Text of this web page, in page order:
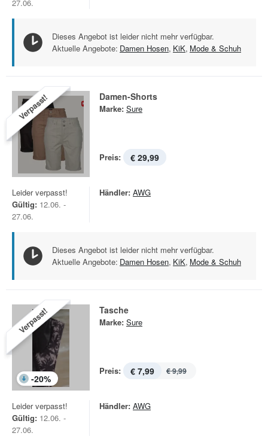
27.06.
Dieses Angebot ist leider nicht mehr verfügbar.
Aktuelle Angebote: Damen Hosen, KiK, Mode & Schuh
Verpasst! Damen-Shorts
Marke: Sure
Preis: € 29,99
Leider verpasst!
Gültig: 12.06. -
27.06.
Händler: AWG
Dieses Angebot ist leider nicht mehr verfügbar.
Aktuelle Angebote: Damen Hosen, KiK, Mode & Schuh
Verpasst!
-20%
Tasche
Marke: Sure
Preis: € 7,99 € 9,99
Leider verpasst!
Gültig: 12.06. -
27.06.
Händler: AWG